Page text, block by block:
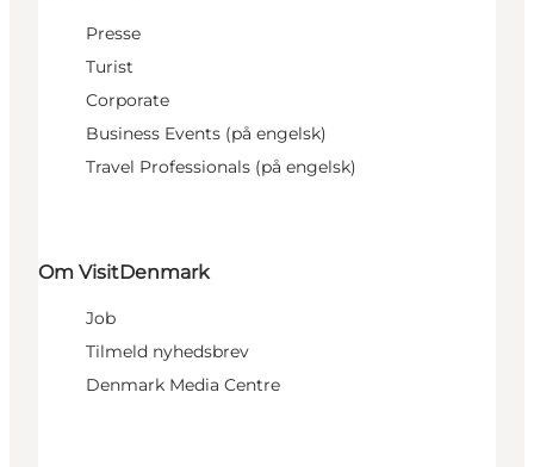
Presse
Turist
Corporate
Business Events (på engelsk)
Travel Professionals (på engelsk)
Om VisitDenmark
Job
Tilmeld nyhedsbrev
Denmark Media Centre